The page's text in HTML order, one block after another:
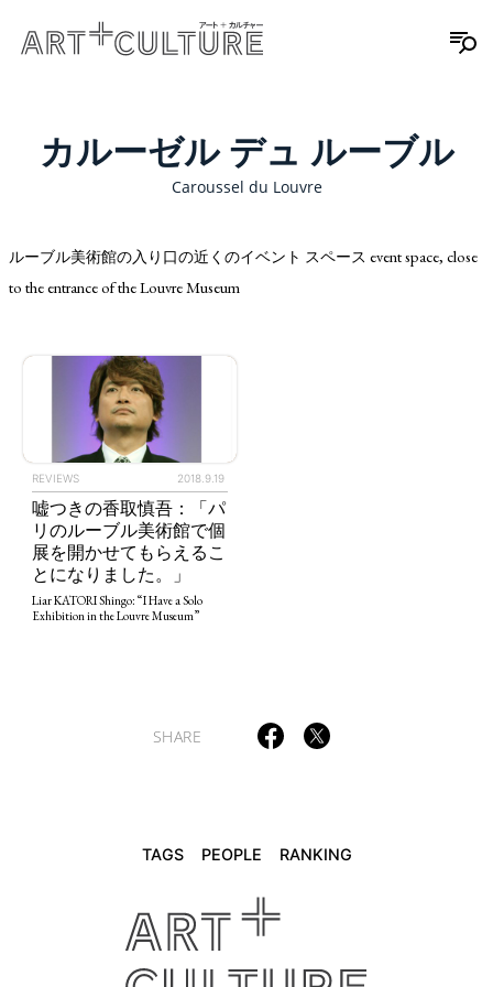
TAGS PEOPLE
POLITICS REVIEWS ARTICLES
カルーゼル デュ ルーブル
Caroussel du Louvre
ルーブル美術館の入り口の近くのイベント スペース event space, close
to the entrance of the Louvre Museum
REVIEWS 2018.9.19
嘘つきの香取慎吾：「パ
リのルーブル美術館で個
展を開かせてもらえるこ
とになりました。」
Liar KATORI Shingo: “I Have a Solo
Exhibition in the Louvre Museum”
SHARE
TAGS PEOPLE RANKING